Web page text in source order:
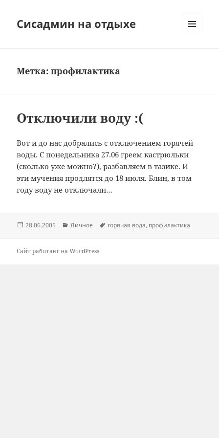
Сисадмин на отдыхе
Метка:профилактика
Отключили воду :(
Вот и до нас добрались с отключением горячей
воды. С понедельника 27.06 греем кастрюльки
(сколько уже можно?), разбавляем в тазике. И
эти мучения продлятся до 18 июля. Блин, в том
году воду не отключали…
Опубликовано
28.06.2005 Рубрики
Личное Метки
горячая вода, профилактика
Сайт работает на WordPress